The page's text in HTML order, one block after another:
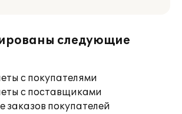
следующие
с покупателями
с поставщиками
покупателей